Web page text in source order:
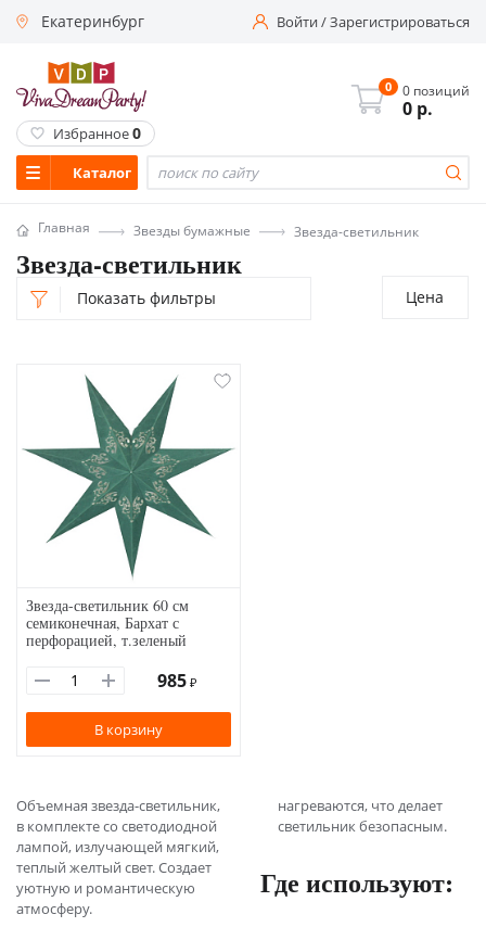
Екатеринбург Войти/Зарегистрироваться
Каталог
0 0 позиций
0 р.
Избранное0
Главная Звезды бумажные Звезда-светильник
Звезда-светильник
Показать фильтры Цена
Звезда-светильник 60 см
семиконечная, Бархат с
перфорацией, т.зеленый
985 ₽
В корзину
Объемная звезда-светильник,
в комплекте со светодиодной
лампой, излучающей мягкий,
теплый желтый свет. Создает
уютную и романтическую
атмосферу.
нагреваются, что делает
светильник безопасным.
Где используют: